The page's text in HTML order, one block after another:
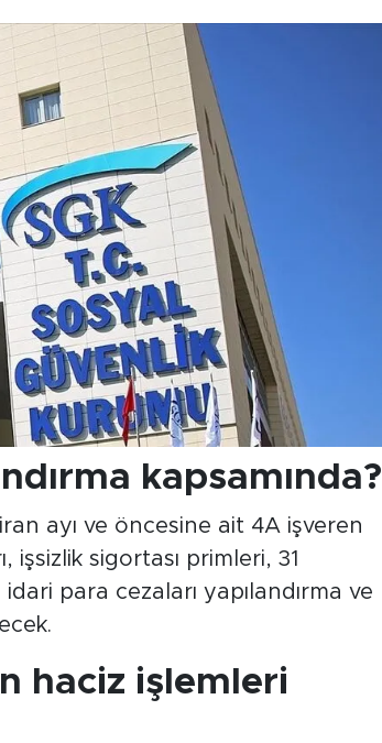
kapsamında?
ayı ve öncesine ait 4A işveren
sigortası primleri, 31
para cezaları yapılandırma ve
haciz işlemleri